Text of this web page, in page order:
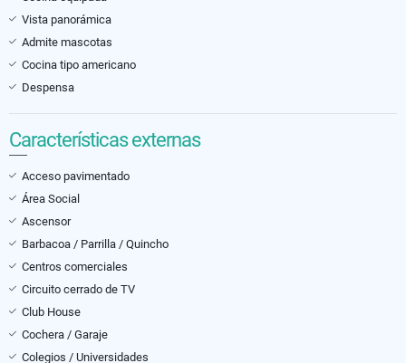
Vista panorámica
Admite mascotas
Cocina tipo americano
Despensa
Características externas
Acceso pavimentado
Área Social
Ascensor
Barbacoa / Parrilla / Quincho
Centros comerciales
Circuito cerrado de TV
Club House
Cochera / Garaje
Colegios / Universidades